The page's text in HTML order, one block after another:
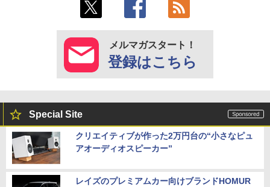
メルマガスタート！
登録はこちら
Special Site
クリエイティブが作った2万円台の“小さなピュ
アオーディオスピーカー”
レイズのプレミアムカー向けブランドHOMUR